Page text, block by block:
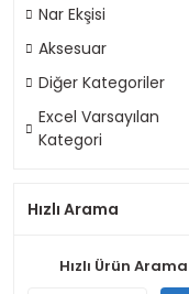
Nar Ekşisi
Aksesuar
Diğer Kategoriler
Excel Varsayılan
Kategori
Hızlı Arama
Hızlı Ürün Arama